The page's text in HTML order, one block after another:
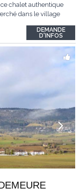
chalet authentique
dans le village
spectacle qui change
DEMANDE
D'INFOS